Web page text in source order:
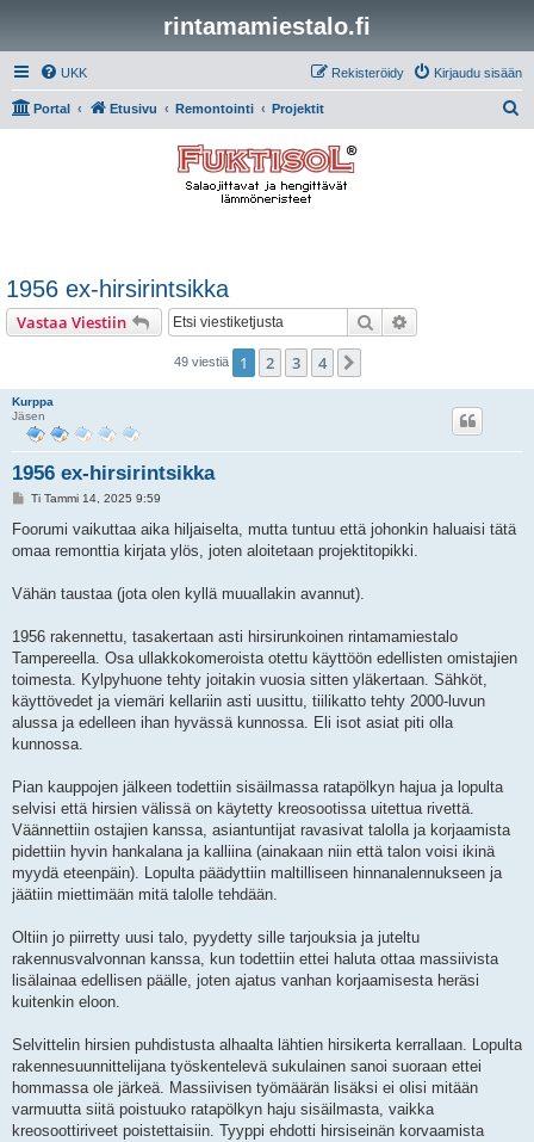
rintamamiestalo.fi
UKK Kirjaudu sisään
Rekisteröidy
Portal Etusivu Remontointi Projektit
1956 ex-hirsirintsikka
Vastaa Viestiin Etsi
49 viestiä 1 2 3 4
Kurppa
Jäsen
1956 ex-hirsirintsikka
V
e
t
Ti Tammi 14, 2025 9:59
Foorumi vaikuttaa aika hiljaiselta, mutta tuntuu että johonkin haluaisi tätä
omaa remonttia kirjata ylös, joten aloitetaan projektitopikki.
Vähän taustaa (jota olen kyllä muuallakin avannut).
1956 rakennettu, tasakertaan asti hirsirunkoinen rintamamiestalo
Tampereella. Osa ullakkokomeroista otettu käyttöön edellisten omistajien
toimesta. Kylpyhuone tehty joitakin vuosia sitten yläkertaan. Sähköt,
käyttövedet ja viemäri kellariin asti uusittu, tiilikatto tehty 2000-luvun
alussa ja edelleen ihan hyvässä kunnossa. Eli isot asiat piti olla
kunnossa.
Pian kauppojen jälkeen todettiin sisäilmassa ratapölkyn hajua ja lopulta
selvisi että hirsien välissä on käytetty kreosootissa uitettua rivettä.
Väännettiin ostajien kanssa, asiantuntijat ravasivat talolla ja korjaamista
pidettiin hyvin hankalana ja kalliina (ainakaan niin että talon voisi ikinä
myydä eteenpäin). Lopulta päädyttiin maltilliseen hinnanalennukseen ja
jäätiin miettimään mitä talolle tehdään.
Oltiin jo piirretty uusi talo, pyydetty sille tarjouksia ja juteltu
rakennusvalvonnan kanssa, kun todettiin ettei haluta ottaa massiivista
lisälainaa edellisen päälle, joten ajatus vanhan korjaamisesta heräsi
kuitenkin eloon.
Selvittelin hirsien puhdistusta alhaalta lähtien hirsikerta kerrallaan. Lopulta
rakennesuunnittelijana työskentelevä sukulainen sanoi suoraan ettei
hommassa ole järkeä. Massiivisen työmäärän lisäksi ei olisi mitään
varmuutta siitä poistuuko ratapölkyn haju sisäilmasta, vaikka
kreosoottiriveet poistettaisiin. Tyyppi ehdotti hirsiseinän korvaamista